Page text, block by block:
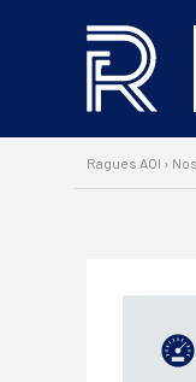
Ragues AOI ›